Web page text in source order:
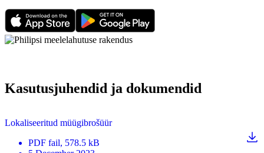
Kasutusjuhendid ja dokumendid
Lokaliseeritud müügibrošüür
PDF fail, 578.5 kB